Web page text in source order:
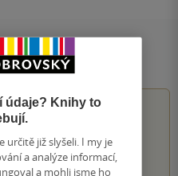
čtenářů
5
údaje? Knihy to
určitě již slyšeli. I my je
a analýze informací,
a mohli jsme ho